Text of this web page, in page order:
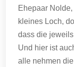
Ehepaar
kleines Loch,
dass die
Und hier ist
alle nehmen